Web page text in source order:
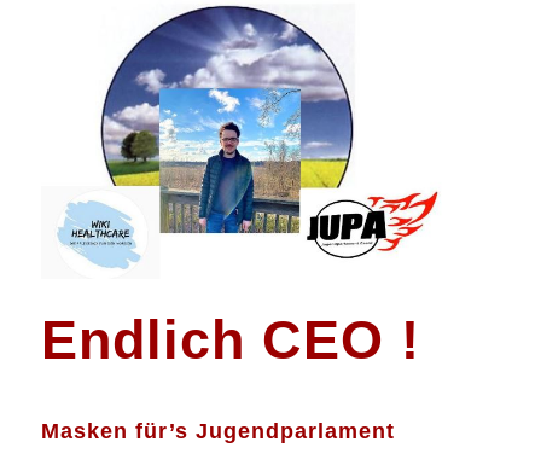
Endlich CEO !
Masken für’s Jugendparlament